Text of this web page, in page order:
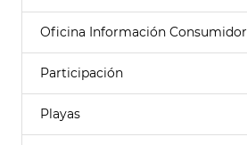
Oficina Información Consumidor
Participación
Playas